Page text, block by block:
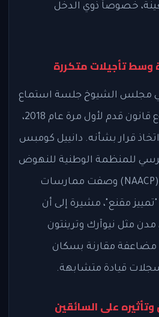
خصوصاً ذوي الدخل
تأجيلات متكررة
مجلس الشيوخ جلسة استماع
ثالثة لمناقشة مشروع قانون قدم لأول مرة عام 2018،
قرار بشأنه. دانييل كومبس
للمنظمة الوطنية للنهوض
بالأشخاص الملونين (NAACP) وصفت ممارسات
مقنع"، مشيرة إلى أن
مثل نيوآرك وترينتون
مضاعفة مقارنة بسكان
قيادة متشابهة.
وتأثيره على السائقين